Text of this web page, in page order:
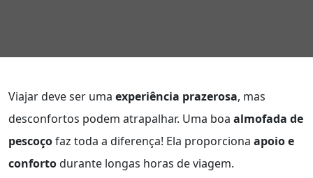
Viajar deve ser uma experiência prazerosa, mas
desconfortos podem atrapalhar. Uma boa almofada de
pescoçofaz toda a diferença! Ela proporciona apoio e
confortodurante longas horas de viagem.